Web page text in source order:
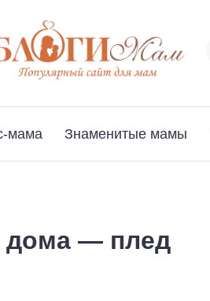
мама Знаменитые мамы
дома — плед